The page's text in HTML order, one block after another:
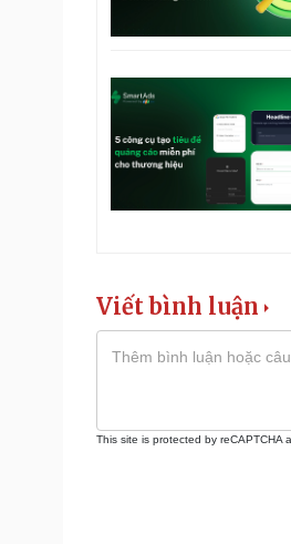
Viết bình luận
This site is protected by reCAPTCHA